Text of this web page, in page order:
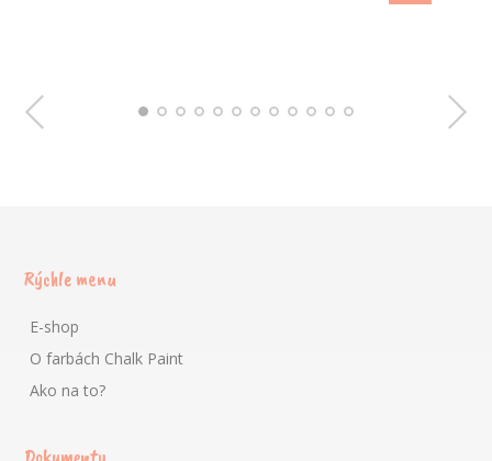
Rýchle menu
E-shop
O farbách Chalk Paint
Ako na to?